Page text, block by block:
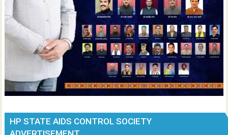
HP STATE AIDS CONTROL SOCIETY